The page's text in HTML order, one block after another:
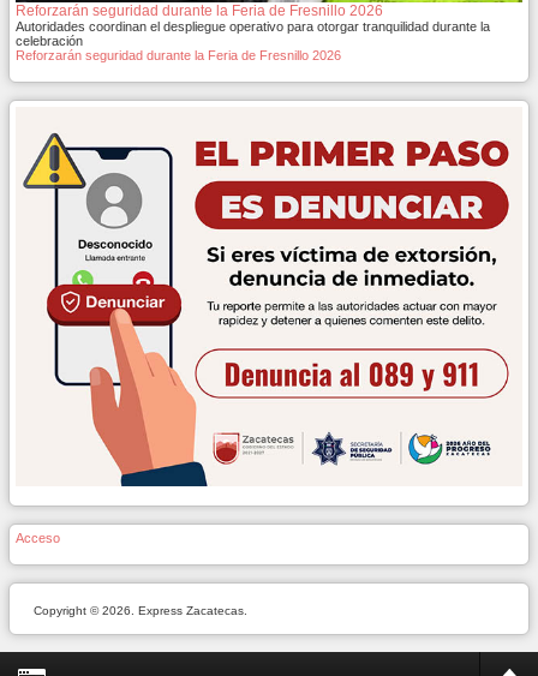
Reforzarán seguridad durante la Feria de Fresnillo 2026
Autoridades coordinan el despliegue operativo para otorgar tranquilidad durante la
celebración
Reforzarán seguridad durante la Feria de Fresnillo 2026
Acceso
Copyright © 2026. Express Zacatecas.